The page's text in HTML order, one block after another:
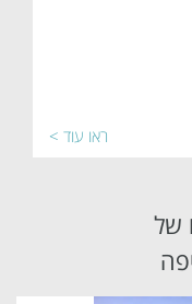
ראו עוד >
של